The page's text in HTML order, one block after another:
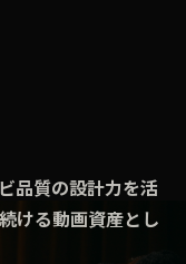
品質の設計力を活
ける動画資産とし